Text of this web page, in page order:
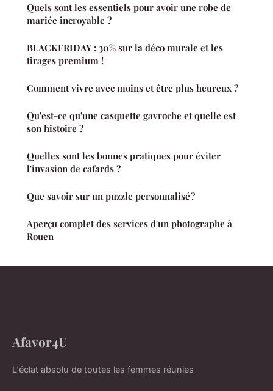
Quels sont les essentiels pour avoir une robe de
mariée incroyable ?
BLACKFRIDAY : 30% sur la déco murale et les
tirages premium !
Comment vivre avec moins et être plus heureux ?
Qu'est-ce qu'une casquette gavroche et quelle est
son histoire ?
Quelles sont les bonnes pratiques pour éviter
l'invasion de cafards ?
Que savoir sur un puzzle personnalisé ?
Aperçu complet des services d'un photographe à
Rouen
Afavor4U
L'éclat absolu de toutes les femmes réunies